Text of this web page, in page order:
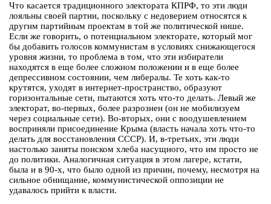
Что касается традиционного электората КПРФ, то эти люди
лояльны своей партии, поскольку с недоверием относятся к
другим партийным проектам в той же политической нише.
Если же говорить, о потенциальном электорате, который мог
бы добавить голосов коммунистам в условиях снижающегося
уровня жизни, то проблема в том, что эти избиратели
находятся в еще более сложном положении и в еще более
депрессивном состоянии, чем либералы. Те хоть как-то
крутятся, уходят в интернет-пространство, образуют
горизонтальные сети, пытаются хоть что-то делать. Левый же
электорат, во-первых, более разрознен (он не мобилизуем
через социальные сети). Во-вторых, они с воодушевлением
восприняли присоединение Крыма (власть начала хоть что-то
делать для восстановления СССР). И, в-третьих, эти люди
настолько заняты поиском хлеба насущного, что им просто не
до политики. Аналогичная ситуация в этом лагере, кстати,
была и в 90-х, что было одной из причин, почему, несмотря на
сильное обнищание, коммунистической оппозиции не
удавалось прийти к власти.